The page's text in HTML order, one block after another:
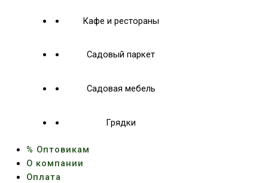
Кафе и рестораны
Садовый паркет
Садовая мебель
Грядки
% Оптовикам
О компании
Оплата